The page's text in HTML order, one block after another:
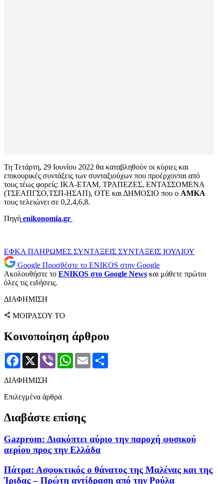
Τη Τετάρτη, 29 Ιουνίου 2022 θα καταβληθούν οι κύριες και
επικουρικές συντάξεις των συνταξιούχων που προέρχονται από
τους τέως φορείς: ΙΚΑ-ΕΤΑΜ, ΤΡΑΠΕΖΕΣ, ΕΝΤΑΣΣΟΜΕΝΑ
(ΤΣΕΑΠΓΣΟ,ΤΣΠ-ΗΣΑΠ), ΟΤΕ και ΔΗΜΟΣΙΟ που ο ΑΜΚΑ
τους τελειώνει σε 0,2,4,6,8.
Πηγή enikonomia.gr
ΕΦΚΑ ΠΛΗΡΩΜΕΣ ΣΥΝΤΑΞΕΙΣ ΣΥΝΤΑΞΕΙΣ ΙΟΥΛΙΟΥ
Google Προσθέστε το ENIKOS στην Google
Ακολουθήστε το ENIKOS στο Google News και μάθετε πρώτοι
όλες τις ειδήσεις.
ΔΙΑΦΗΜΙΣΗ
ΜΟΙΡΑΣΟΥ ΤΟ
Κοινοποίηση άρθρου
Facebook
X Viber WhatsApp
Email
ΔΙΑΦΗΜΙΣΗ
Επιλεγμένα άρθρα
Διαβάστε επίσης
Gazprom: Διακόπτει αύριο την παροχή φυσικού
αερίου προς την Ελλάδα
Πάτρα: Ασφυκτικός ο θάνατος της Μαλένας και της
Ίριδας – Πρώτη αντίδραση από την Ρούλα